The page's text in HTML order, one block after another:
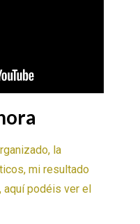
la
mi resultado
podéis ver el